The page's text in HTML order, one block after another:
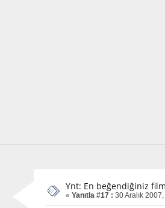
Ynt: En beğendiğiniz
« Yanıtla #17 : 30 Aralık